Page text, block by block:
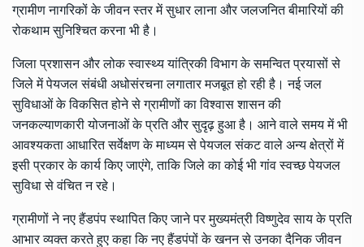
ग्रामीण नागरिकों के जीवन स्तर में सुधार लाना और जलजनित बीमारियों की
रोकथाम सुनिश्चित करना भी है।
जिला प्रशासन और लोक स्वास्थ्य यांत्रिकी विभाग के समन्वित प्रयासों से
जिले में पेयजल संबंधी अधोसंरचना लगातार मजबूत हो रही है। नई जल
सुविधाओं के विकसित होने से ग्रामीणों का विश्वास शासन की
जनकल्याणकारी योजनाओं के प्रति और सुदृढ़ हुआ है। आने वाले समय में भी
आवश्यकता आधारित सर्वेक्षण के माध्यम से पेयजल संकट वाले अन्य क्षेत्रों में
इसी प्रकार के कार्य किए जाएंगे, ताकि जिले का कोई भी गांव स्वच्छ पेयजल
सुविधा से वंचित न रहे।
ग्रामीणों ने नए हैंडपंप स्थापित किए जाने पर मुख्यमंत्री विष्णुदेव साय के प्रति
आभार व्यक्त करते हुए कहा कि नए हैंडपंपों के खनन से उनका दैनिक जीवन